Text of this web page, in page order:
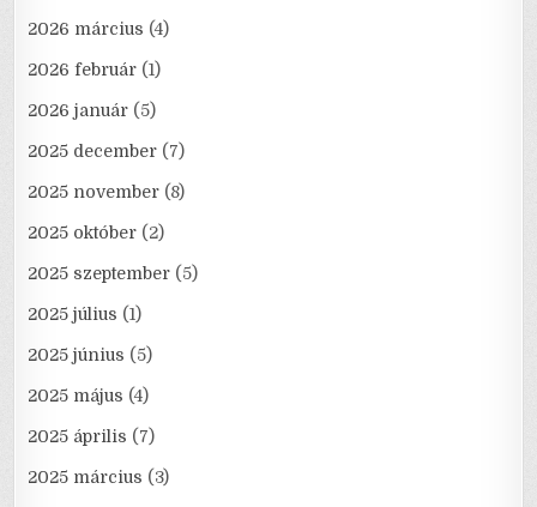
2026 március (4)
2026 február (1)
2026 január (5)
2025 december (7)
2025 november (8)
2025 október (2)
2025 szeptember (5)
2025 július (1)
2025 június (5)
2025 május (4)
2025 április (7)
2025 március (3)